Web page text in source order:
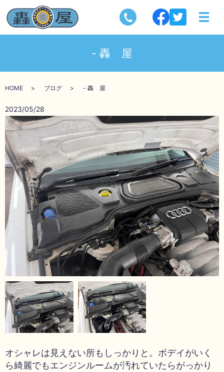
- 轟 屋
HOME ブログ - 轟 屋
2023/05/28
オシャレは見えない所もしっかりと。ボデイがいく
ら綺麗でもエンジンルームが汚れていたらがっかり